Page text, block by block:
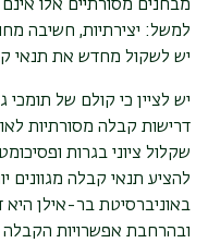
מבחנים מסורתיים אלו
למשל: יצירתיות, חשיבה
יש לשקול מחדש את תנאי
יש לציין כי קולם של
דרישות קבלה מסורתיות
שקלול ציוני בגרות
להציע תנאי קבלה
באוניברסיטת בר-אילן
ובהרחבת אפשרויות